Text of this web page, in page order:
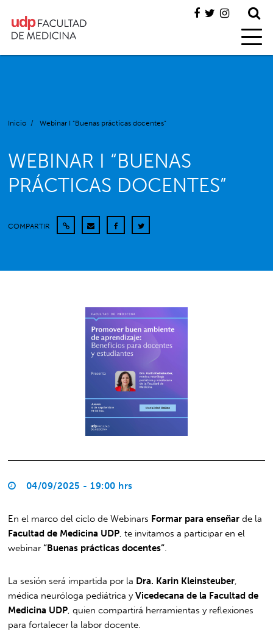
Inicio / Webinar I “Buenas prácticas docentes”
WEBINAR I “BUENAS
PRÁCTICAS DOCENTES”
COMPARTIR
04/09/2025 - 19:00 hrs
En el marco del ciclo de Webinars Formar para enseñar de la
Facultad de Medicina UDP , te invitamos a participar en el
webinar“Buenas prácticas docentes”
La sesión será impartida por la Dra. Karin Kleinsteuber
médica neuróloga pediátrica yVicedecana de la Facultad de
Medicina UDP , quien compartirá herramientas y reflexiones
para fortalecer la labor docente.